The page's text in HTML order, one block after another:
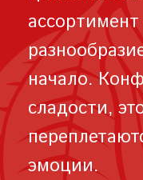
начало.
сладости,
эмоции.